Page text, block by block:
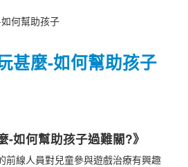
甚麼-如何幫助孩子
-如何幫助孩子過難關?》
前線人員對兒童參與遊戲治療有興趣